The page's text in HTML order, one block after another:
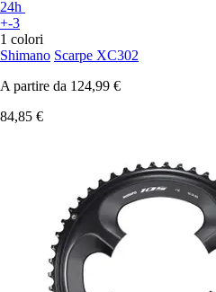
24h
+-3
1 colori
Shimano Scarpe XC302
A partire da 124,99 €
84,85 €